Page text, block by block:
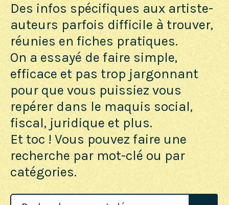
Des infos spécifiques aux artiste-
auteurs parfois difficile à trouver,
réunies en fiches pratiques.
On a essayé de faire simple,
efficace et pas trop jargonnant
pour que vous puissiez vous
repérer dans le maquis social,
fiscal, juridique et plus.
Et toc ! Vous pouvez faire une
recherche par mot-clé ou par
catégories.